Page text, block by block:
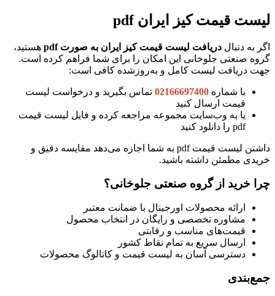
لیست قیمت کیز ایران pdf
اگر به دنبال دریافت لیست قیمت کیز ایران به صورت pdf
هستید،
گروه صنعتی جلوخانی این امکان را برای شما فراهم کرده است.
جهت دریافت لیست کامل و به‌روزشده کافی است:
با شماره 02166697400 تماس بگیرید و درخواست لیست
قیمت ارسال کنید
یا به وب‌سایت مجموعه مراجعه کرده و فایل لیست قیمت
pdf را دانلود کنید
داشتن لیست قیمت pdf به شما اجازه می‌دهد مقایسه دقیق و
خریدی مطمئن داشته باشید.
چرا خرید از گروه صنعتی جلوخانی؟
ارائه محصولات اورجینال با ضمانت معتبر
مشاوره تخصصی و رایگان در انتخاب محصول
قیمت‌های مناسب و رقابتی
ارسال سریع به تمام نقاط کشور
دسترسی آسان به لیست قیمت و کاتالوگ محصولات
جمع‌بندی